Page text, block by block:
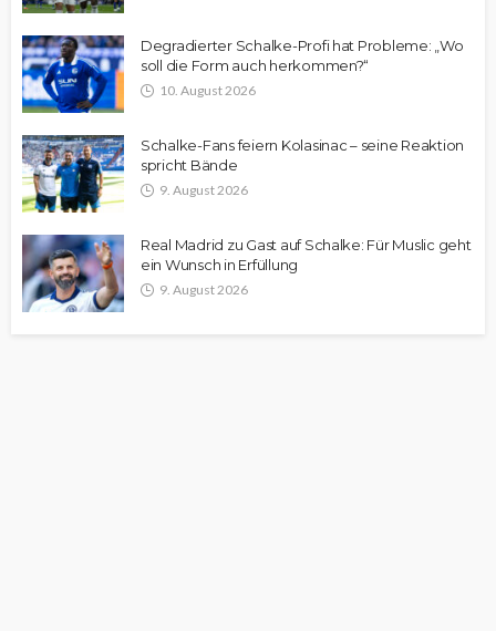
Degradierter Schalke-Profi hat Probleme: „Wo
soll die Form auch herkommen?“
10. August 2026
Schalke-Fans feiern Kolasinac – seine Reaktion
spricht Bände
9. August 2026
Real Madrid zu Gast auf Schalke: Für Muslic geht
ein Wunsch in Erfüllung
9. August 2026